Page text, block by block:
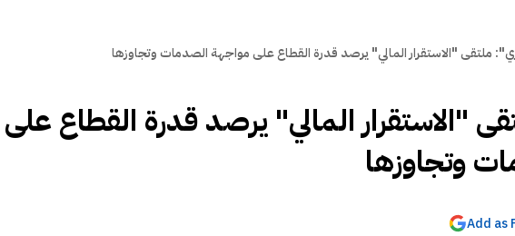
ملتقى "الاستقرار المالي" يرصد قدرة القطاع على مواجهة الصدمات وتجاوزها
"الاستقرار المالي" يرصد قدرة القطاع على
وتجاوزها
Add as